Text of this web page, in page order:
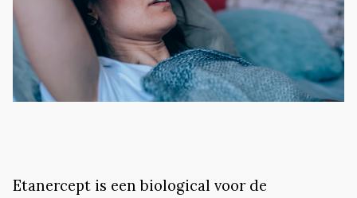
Etanercept is een biological voor de